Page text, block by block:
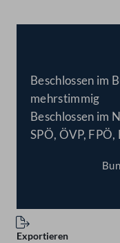
Beschlossen im
mehrstimmig
Beschlossen im
SPÖ, ÖVP,
Exportieren